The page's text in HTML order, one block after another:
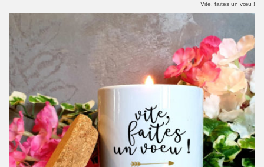
Vite, faites un vœu !